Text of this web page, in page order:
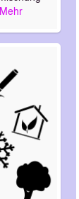
Mehr